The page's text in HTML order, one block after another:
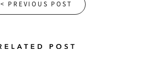
< PREVIOUS POST